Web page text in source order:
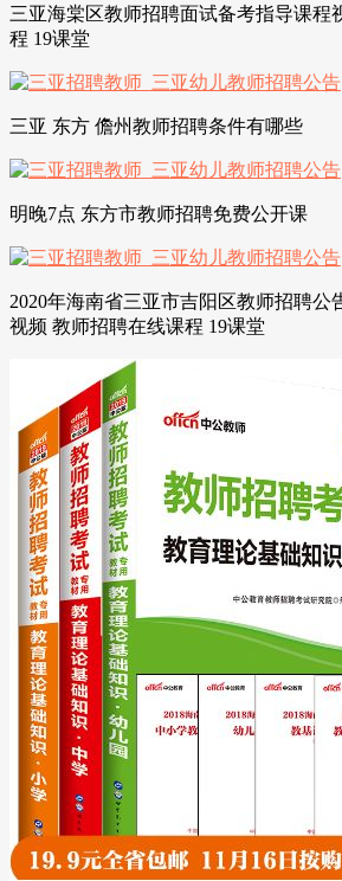
三亚海棠区教师招聘面试备考指导课程
程 19课堂
三亚 东方 儋州教师招聘条件有哪些
明晚7点 东方市教师招聘免费公开课
2020年海南省三亚市吉阳区教师招聘公
视频 教师招聘在线课程 19课堂